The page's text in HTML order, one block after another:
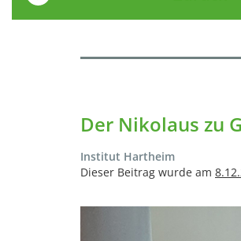
Der Nikolaus zu
Institut Hartheim
Dieser Beitrag wurde am